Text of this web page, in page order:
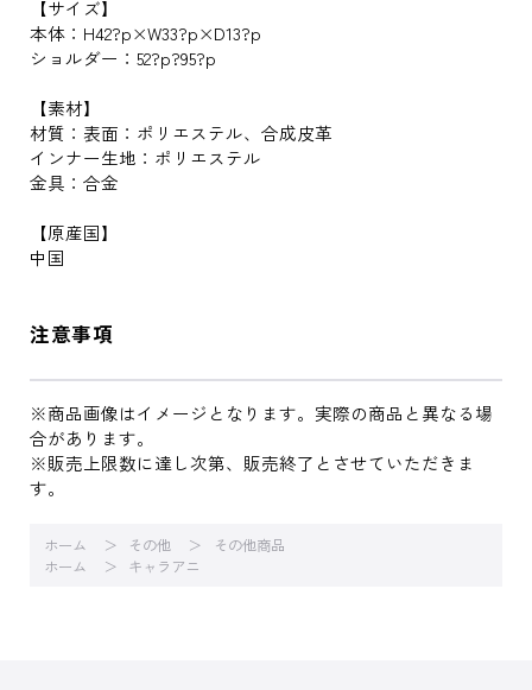
【サイズ】
本体：H42?p×W33?p×D13?p
ショルダー：52?p?95?p
【素材】
材質：表面：ポリエステル、合成皮革
インナー生地：ポリエステル
金具：合金
【原産国】
中国
注意事項
※商品画像はイメージとなります。実際の商品と異なる場
合があります。
※販売上限数に達し次第、販売終了とさせていただきま
す。
ホーム その他
その他商品
ホーム
キャラアニ